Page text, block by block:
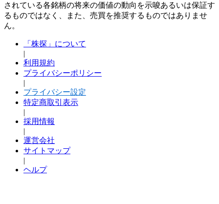
されている各銘柄の将来の価値の動向を示唆あるいは保証す
るものではなく、また、売買を推奨するものではありませ
ん。
「株探」について
|
利用規約
プライバシーポリシー
|
プライバシー設定
特定商取引表示
|
採用情報
|
運営会社
サイトマップ
|
ヘルプ